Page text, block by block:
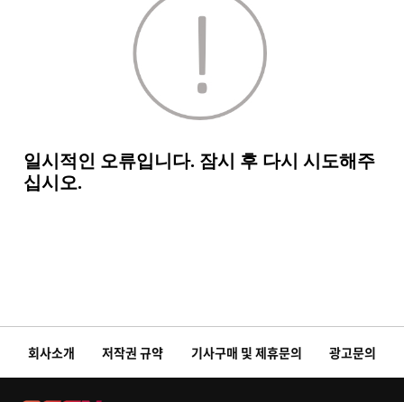
회사소개 저작권 규약 기사구매 및 제휴문의 광고문의